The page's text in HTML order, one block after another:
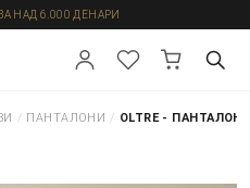
НАД 6.000 ДЕНАРИ
/ ПАНТАЛОНИ / OLTRE -